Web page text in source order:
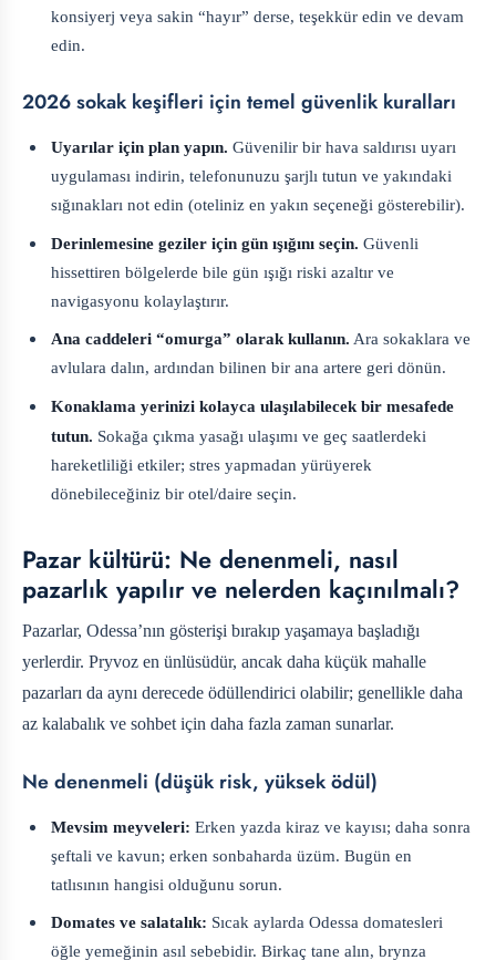
konsiyerj veya sakin “hayır” derse, teşekkür edin ve devam
edin.
2026 sokak keşifleri için temel güvenlik kuralları
Uyarılar için plan yapın. Güvenilir bir hava saldırısı uyarı
uygulaması indirin, telefonunuzu şarjlı tutun ve yakındaki
sığınakları not edin (oteliniz en yakın seçeneği gösterebilir).
Derinlemesine geziler için gün ışığını seçin. Güvenli
hissettiren bölgelerde bile gün ışığı riski azaltır ve
navigasyonu kolaylaştırır.
Ana caddeleri “omurga” olarak kullanın. Ara sokaklara ve
avlulara dalın, ardından bilinen bir ana artere geri dönün.
Konaklama yerinizi kolayca ulaşılabilecek bir mesafede
tutun. Sokağa çıkma yasağı ulaşımı ve geç saatlerdeki
hareketliliği etkiler; stres yapmadan yürüyerek
dönebileceğiniz bir otel/daire seçin.
Pazar kültürü: Ne denenmeli, nasıl
pazarlık yapılır ve nelerden kaçınılmalı?
Pazarlar, Odessa’nın gösterişi bırakıp yaşamaya başladığı
yerlerdir. Pryvoz en ünlüsüdür, ancak daha küçük mahalle
pazarları da aynı derecede ödüllendirici olabilir; genellikle daha
az kalabalık ve sohbet için daha fazla zaman sunarlar.
Ne denenmeli (düşük risk, yüksek ödül)
Mevsim meyveleri: Erken yazda kiraz ve kayısı; daha sonra
şeftali ve kavun; erken sonbaharda üzüm. Bugün en
tatlısının hangisi olduğunu sorun.
Domates ve salatalık: Sıcak aylarda Odessa domatesleri
öğle yemeğinin asıl sebebidir. Birkaç tane alın, brynza